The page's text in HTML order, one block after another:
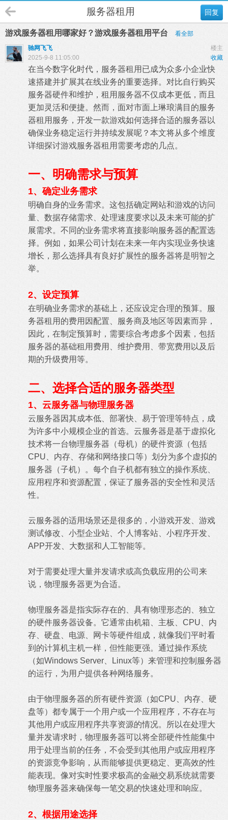
回复
服务器租用
游戏服务器租用哪家好？游戏服务器租用平台
看全部
楼主
驰网飞飞
收藏
2025-9-8 11:05:00
在当今数字化时代， 服务器租用 已成为众多小企业快
速搭建并扩展其在线业务的重要选择。对比自行购买
服务器硬件和维护，租用服务器不仅成本更低，而且
更加灵活和便捷。然而，面对市面上琳琅满目的服务
器租用服务，开发一款游戏如何选择合适的服务器以
确保业务稳定运行并持续发展呢？本文将从多个维度
详细探讨游戏服务器租用需要考虑的几点。
一、明确需求与预算
1、确定业务需求
明确自身的业务需求。这包括确定网站和游戏的访问
量、数据存储需求、处理速度要求以及未来可能的扩
展需求。不同的业务需求将直接影响服务器的配置选
择。例如，如果公司计划在未来一年内实现业务快速
增长，那么选择具有良好扩展性的服务器将是明智之
举。
2、设定预算
在明确业务需求的基础上，还应设定合理的预算。服
务器租用的费用因配置、服务商及地区等因素而异，
因此，在制定预算时，需要综合考虑多个因素，包括
服务器的基础租用费用、维护费用、带宽费用以及后
期的升级费用等。
二、选择合适的服务器类型
1、云服务器与物理服务器
云服务器因其成本低、部署快、易于管理等特点，成
为许多中小规模企业的首选。云服务器是基于虚拟化
技术将一台物理服务器（母机）的硬件资源（包括
CPU、内存、存储和网络接口等）划分为多个虚拟的
服务器（子机）。每个自子机都有独立的操作系统、
应用程序和资源配置，保证了服务器的安全性和灵活
性。
云服务器的适用场景还是很多的，小游戏开发、游戏
测试修改、小型企业站、个人博客站、小程序开发、
APP开发、大数据和人工智能等。
对于需要处理大量并发请求或高负载应用的公司来
说，物理服务器更为合适。
物理服务器是指实际存在的、具有物理形态的、独立
的硬件服务器设备。它通常由机箱、主板、CPU、内
存、硬盘、电源、网卡等硬件组成，就像我们平时看
到的计算机主机一样，但性能更强。通过操作系统
（如Windows Server、Linux等）来管理和控制服务器
的运行，为用户提供各种网络服务。
由于物理服务器的所有硬件资源（如CPU、内存、硬
盘等）都专属于一个用户或一个应用程序，不存在与
其他用户或应用程序共享资源的情况。所以在处理大
量并发请求时，物理服务器可以将全部硬件性能集中
用于处理当前的任务，不会受到其他用户或应用程序
的资源竞争影响，从而能够提供更稳定、更高效的性
能表现。像对实时性要求极高的金融交易系统就需要
物理服务器来确保每一笔交易的快速处理和响应。
2、根据用途选择